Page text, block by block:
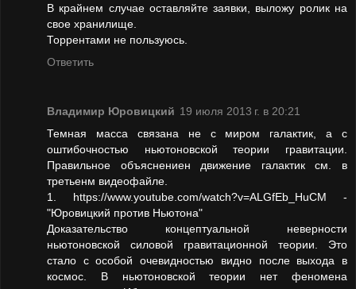
В крайнем случае оставляйте заявки, выложу ролик на
свое хранилище.
Торрентами не пользуюсь.
Ответить
Владимир Юровицкий 19 июля 2013 г. в 20:21
Темная масса связана не с миром галактик, а с
оштибочностью ньютоновской теории гравитации.
Правильное объяснениен движение галактик см. в
третьенм видеофайле.
1. https://www.youtube.com/watch?v=ALGfEb_HuCM -
"Юровицкий против Ньютона"
Доказательство концептуальной неверности
ньютоновской силовой гравитационной теории. Это
стало с особой очевидностью видно после выхода в
космос. В ньютоновской теории нет феномена